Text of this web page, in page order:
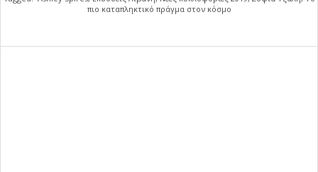
πιο καταπληκτικό πράγμα στον κόσμο